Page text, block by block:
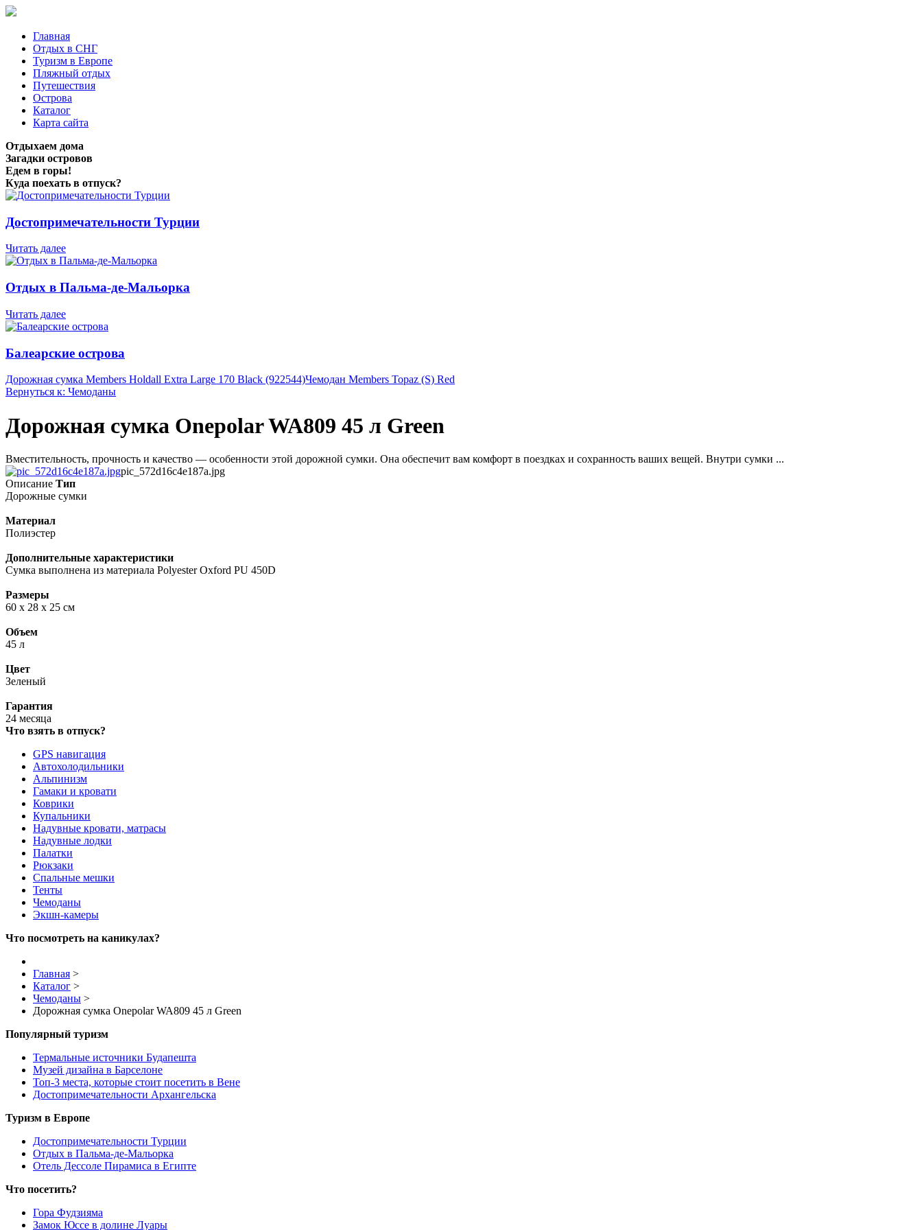
Главная
Отдых в СНГ
Туризм в Европе
Пляжный отдых
Путешествия
Острова
Каталог
Карта сайта
Отдыхаем дома
Загадки островов
Едем в горы!
Куда поехать в отпуск?
Достопримечательности Турции
Читать далее
Отдых в Пальма-де-Мальорка
Читать далее
Балеарские острова
Дорожная сумка Members Holdall Extra Large 170 Black (922544)Чемодан Members Topaz (S) Red
Вернуться к: Чемоданы
Дорожная сумка Onepolar WA809 45 л Green
Вместительность, прочность и качество — особенности этой дорожной сумки. Она обеспечит вам комфорт в поездках и сохранность ваших вещей. Внутри сумки ...
pic_572d16c4e187a.jpg
Описание Тип
Дорожные сумки
Материал
Полиэстер
Дополнительные характеристики
Сумка выполнена из материала Polyester Oxford PU 450D
Размеры
60 х 28 х 25 см
Объем
45 л
Цвет
Зеленый
Гарантия
24 месяца
Что взять в отпуск?
GPS навигация
Автохолодильники
Альпинизм
Гамаки и кровати
Коврики
Купальники
Надувные кровати, матрасы
Надувные лодки
Палатки
Рюкзаки
Спальные мешки
Тенты
Чемоданы
Экшн-камеры
Что посмотреть на каникулах?
Главная >
Каталог >
Чемоданы >
Дорожная сумка Onepolar WA809 45 л Green
Популярный туризм
Термальные источники Будапешта
Музей дизайна в Барселоне
Топ-3 места, которые стоит посетить в Вене
Достопримечательности Архангельска
Туризм в Европе
Достопримечательности Турции
Отдых в Пальма-де-Мальорка
Отель Дессоле Пирамиса в Египте
Что посетить?
Гора Фудзияма
Замок Юссе в долине Луары